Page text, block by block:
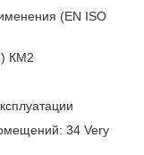
(EN ISO
КМ2
34 Very